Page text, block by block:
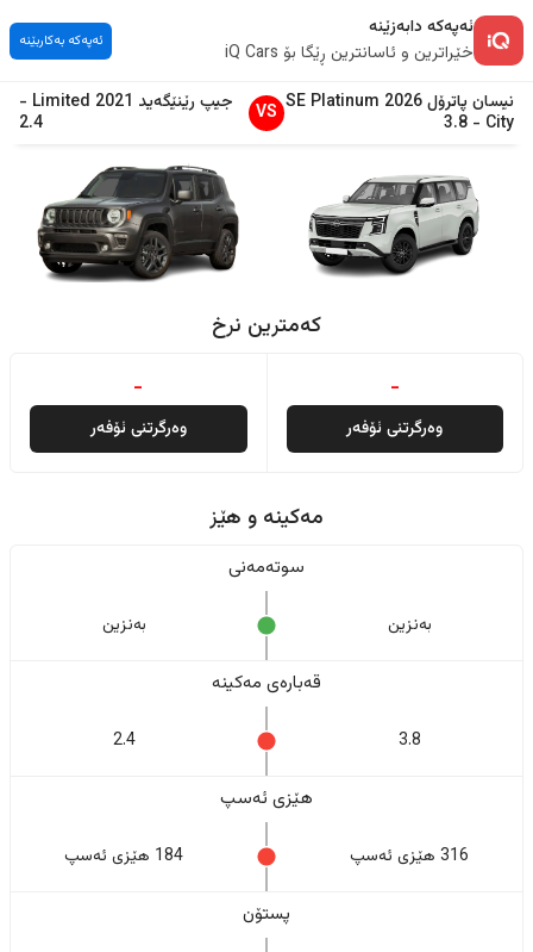
ئەپەکە دابەزێنە
خێراترین و ئاسانترین ڕێگا بۆ iQ Cars
ئەپەکە بەکاربێنە
نیسان پاترۆل2026
SE Platinum
City
-
3.8
VS جیپ رێنێگەید 2021
Limited
-
2.4
کەمترین نرخ
-
وەرگرتنی ئۆفەر
-
وەرگرتنی ئۆفەر
مەکینە و هێز
سوتەمەنی
بەنزین بەنزین
قەبارەی مەکینە
3.8
2.4
هێزی ئەسپ
316 هێزی ئەسپ 184 هێزی ئەسپ
پستۆن